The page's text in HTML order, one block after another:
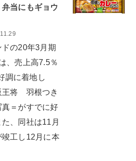
当にもギョウ
の20年3月期
、売上高7.5％
調に着地し
王将 羽根つき
＝がすでに好
、同社は11月
工し12月に本